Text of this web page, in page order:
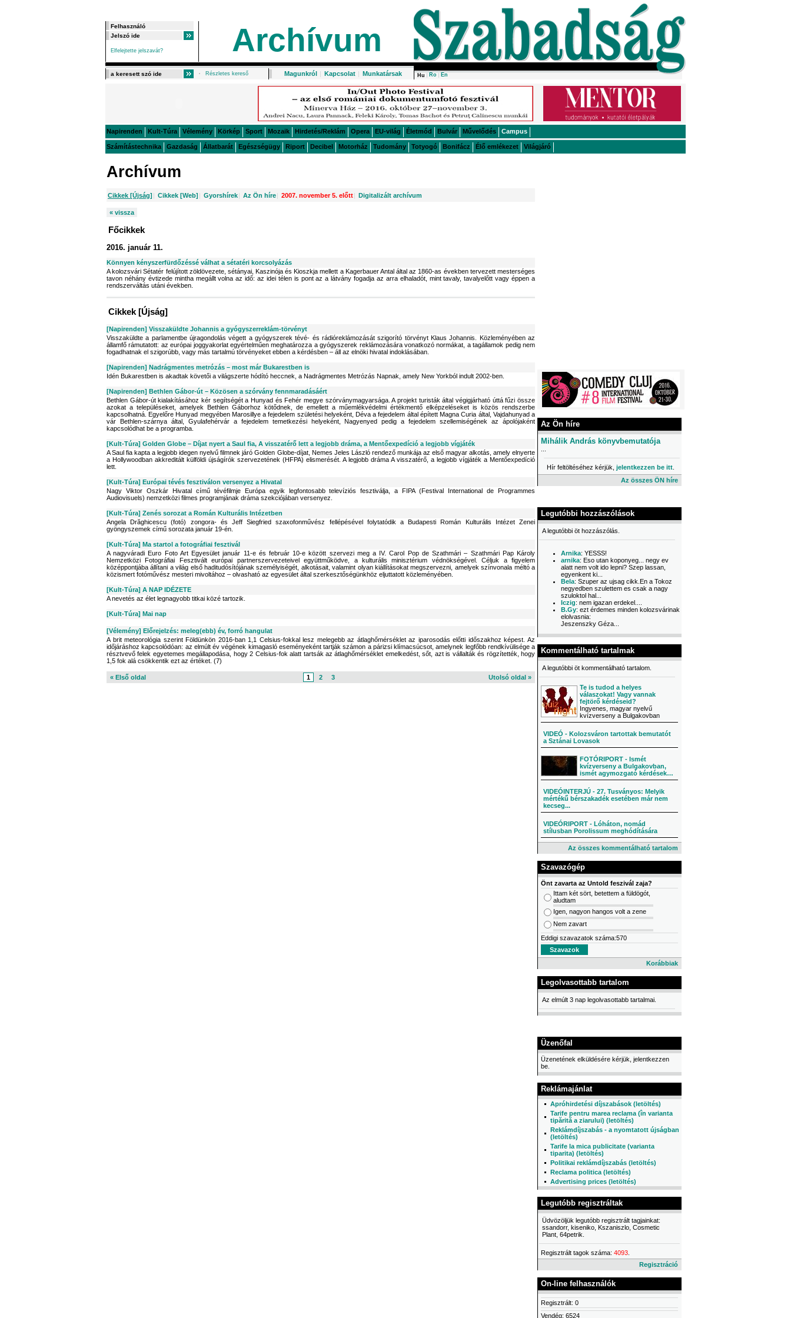
Elfelejtette jelszavát? Archívum
Részletes kereső Magunkról | Kapcsolat | Munkatársak Hu Ro En
Napirenden Kult-Túra Vélemény Körkép Sport Mozaik Hirdetés/Reklám Opera EU-világ Életmód Bulvár Művelődés Campus
Számítástechnika Gazdaság Állatbarát Egészségügy Riport Decibel Motorház Tudomány Totyogó Bonifácz Élő emlékezet Világjáró
Archívum
Cikkek [Újság] | Cikkek [Web] | Gyorshírek| Az Ön híre| 2007. november 5. előtt| Digitalizált archívum
« vissza
Főcikkek
2016. január 11.
Könnyen kényszerfürdőzéssé válhat a sétatéri korcsolyázás
A kolozsvári Sétatér felújított zöldövezete, sétányai, Kaszinója és Kioszkja mellett a Kagerbauer Antal által az 1860-as években tervezett mesterséges
tavon néhány évtizede mintha megállt volna az idő: az idei télen is pont az a látvány fogadja az arra elhaladót, mint tavaly, tavalyelőtt vagy éppen a
rendszerváltás utáni években.
Cikkek [Újság]
[Napirenden] Visszaküldte Johannis a gyógyszerreklám-törvényt
Visszaküldte a parlamentbe újragondolás végett a gyógyszerek tévé- és rádióreklámozását szigorító törvényt Klaus Johannis. Közleményében az
államfő rámutatott: az európai joggyakorlat egyértelműen meghatározza a gyógyszerek reklámozására vonatkozó normákat, a tagállamok pedig nem
fogadhatnak el szigorúbb, vagy más tartalmú törvényeket ebben a kérdésben – áll az elnöki hivatal indoklásában.
[Napirenden] Nadrágmentes metrózás – most már Bukarestben is
Idén Bukarestben is akadtak követői a világszerte hódító heccnek, a Nadrágmentes Metrózás Napnak, amely New Yorkból indult 2002-ben.
[Napirenden] Bethlen Gábor-út – Közösen a szórvány fennmaradásáért
Bethlen Gábor-út kialakításához kér segítségét a Hunyad és Fehér megye szórványmagyarsága. A projekt turisták által végigjárható úttá fűzi össze
azokat a településeket, amelyek Bethlen Gáborhoz kötődnek, de emellett a műemlékvédelmi értékmentő elképzeléseket is közös rendszerbe
kapcsolhatná. Egyelőre Hunyad megyében Marosillye a fejedelem születési helyeként, Déva a fejedelem által épített Magna Curia által, Vajdahunyad a
vár Bethlen-szárnya által, Gyulafehérvár a fejedelem temetkezési helyeként, Nagyenyed pedig a fejedelem szellemiségének az ápolójaként
kapcsolódhat be a programba.
[Kult-Túra] Golden Globe – Díjat nyert a Saul fia, A visszatérő lett a legjobb dráma, a Mentőexpedíció a legjobb vígjáték
A Saul fia kapta a legjobb idegen nyelvű filmnek járó Golden Globe-díjat, Nemes Jeles László rendező munkája az első magyar alkotás, amely elnyerte
a Hollywoodban akkreditált külföldi újságírók szervezetének (HFPA) elismerését. A legjobb dráma A visszatérő, a legjobb vígjáték a Mentőexpedíció
lett.
[Kult-Túra] Európai tévés fesztiválon versenyez a Hivatal
Nagy Viktor Oszkár Hivatal című tévéfilmje Európa egyik legfontosabb televíziós fesztiválja, a FIPA (Festival International de Programmes
Audiovisuels) nemzetközi filmes programjának dráma szekciójában versenyez.
[Kult-Túra] Zenés sorozat a Román Kulturális Intézetben
Angela Drăghicescu (fotó) zongora- és Jeff Siegfried szaxofonművész fellépésével folytatódik a Budapesti Román Kulturális Intézet Zenei
gyöngyszemek című sorozata január 19-én.
[Kult-Túra] Ma startol a fotográfiai fesztivál
A nagyváradi Euro Foto Art Egyesület január 11-e és február 10-e között szervezi meg a IV. Carol Pop de Szathmári – Szathmári Pap Károly
Nemzetközi Fotográfiai Fesztivált európai partnerszervezeteivel együttműködve, a kulturális minisztérium védnökségével. Céljuk a figyelem
középpontjába állítani a világ első haditudósítójának személyiségét, alkotásait, valamint olyan kiállításokat megszervezni, amelyek színvonala méltó a
közismert fotóművész mesteri mivoltához – olvasható az egyesület által szerkesztőségünkhöz eljuttatott közleményében.
[Kult-Túra] A NAP IDÉZETE
A nevetés az élet legnagyobb titkai közé tartozik.
[Kult-Túra] Mai nap
[Vélemény] Előrejelzés: meleg(ebb) év, forró hangulat
A brit meteorológia szerint Földünkön 2016-ban 1,1 Celsius-fokkal lesz melegebb az átlaghőmérséklet az iparosodás előtti időszakhoz képest. Az
időjáráshoz kapcsolódóan: az elmúlt év végének kimagasló eseményeként tartják számon a párizsi klímacsúcsot, amelynek legfőbb rendkívülisége a
résztvevő felek egyetemes megállapodása, hogy 2 Celsius-fok alatt tartsák az átlaghőmérséklet emelkedést, sőt, azt is vállalták és rögzítették, hogy
1,5 fok alá csökkentik ezt az értéket. (7)
« Első oldal 1 2 3 Utolsó oldal »
Az Ön híre
Mihálik András könyvbemutatója
Hír feltöltéséhez kérjük, jelentkezzen be itt
Az összes ÖN híre
Legutóbbi hozzászólások
A legutóbbi öt hozzászólás.
Arnika: YESSS!
arnika: Eso utan koponyeg... negy ev
alatt nem volt ido lepni? Szep lassan,
egyenkent ki...
Bela: Szuper az ujsag cikk.En a Tokoz
negyedben szulettem es csak a nagy
szuloktol hal...
Iczig: nem igazan erdekel....
B.Gy: ezt érdemes minden kolozsvárinak
elolvasnia:
Jeszenszky Géza...
Kommentálható tartalmak
A legutóbbi öt kommentálható tartalom.
Te is tudod a helyes
válaszokat! Vagy vannak
fejtörő kérdéseid?
Ingyenes, magyar nyelvű
kvízverseny a Bulgakovban
VIDEÓ - Kolozsváron tartottak bemutatót
a Sztánai Lovasok
FOTÓRIPORT - Ismét
kvízverseny a Bulgakovban,
ismét agymozgató kérdések…
VIDEÓINTERJÚ - 27. Tusványos: Melyik
mértékű bérszakadék esetében már nem
kecseg...
VIDEÓRIPORT - Lóháton, nomád
stílusban Porolissum meghódítására
Az összes kommentálható tartalom
Szavazógép
Önt zavarta az Untold feszivál zaja?
Ittam két sört, betettem a füldögót,
aludtam
Igen, nagyon hangos volt a zene
Nem zavart
Eddigi szavazatok száma:570
Korábbiak
Legolvasottabb tartalom
Az elmúlt 3 nap legolvasottabb tartalmai.
Üzenőfal
Üzenetének elküldésére kérjük, jelentkezzen
be.
Reklámajánlat
Apróhirdetési díjszabások (letöltés)
Tarife pentru marea reclama (în varianta
tipărită a ziarului) (letöltés)
Reklámdíjszabás - a nyomtatott újságban
(letöltés)
Tarife la mica publicitate (varianta
tiparita) (letöltés)
Politikai reklámdíjszabás (letöltés)
Reclama politica (letöltés)
Advertising prices (letöltés)
Legutóbb regisztráltak
Üdvözöljük legutóbb regisztrált tagjainkat:
ssandorr, kiseniko, Kszaniszlo, Cosmetic
Plant, 64petrik.
Regisztrált tagok száma: 4093
Regisztráció
On-line felhasználók
Regisztrált: 0
Vendég: 6524